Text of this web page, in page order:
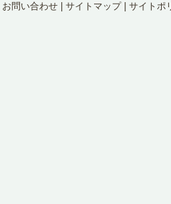
お問い合わせ サイトマップ| サイトポ